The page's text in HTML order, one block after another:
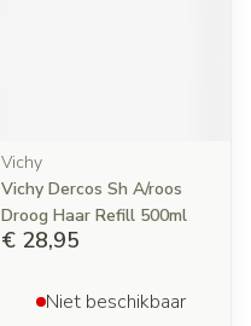
Vichy
Vichy Dercos Sh A/roos
Droog Haar Refill 500ml
€ 28,95
Niet beschikbaar